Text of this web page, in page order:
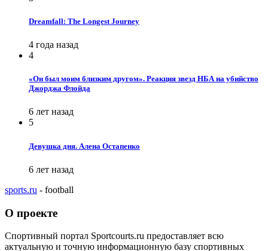
Dreamfall: The Longest Journey
4 года назад
4
«Он был моим близким другом». Реакция звезд НБА на убийство
Джорджа Флойда
6 лет назад
5
Девушка дня. Алена Остапенко
6 лет назад
sports.ru - football
О проекте
Спортивный портал Sportcourts.ru предоставляет всю
актуальную и точную информационную базу спортивных